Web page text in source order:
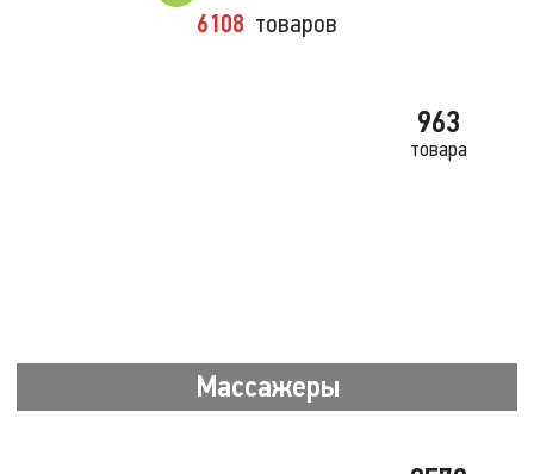
6108 товаров
963
товара
Массажеры